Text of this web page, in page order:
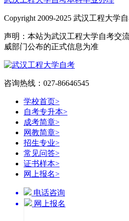
Copyright 2009-2025 武汉工程大学
声明：本站为武汉工程大学自考交
威部门公布的正式信息为准
咨询热线：027-86646545
学校首页>
自考专升本>
成考简章>
网教简章>
招生专业>
常见问答>
证书样本>
网上报名>
电话咨询
网上报名